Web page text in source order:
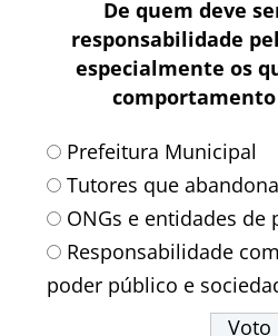
De quem deve
responsabilidade
especialmente os
comportamento
Prefeitura Municipal
Tutores que
ONGs e entidades de
Responsabilidade
poder público e